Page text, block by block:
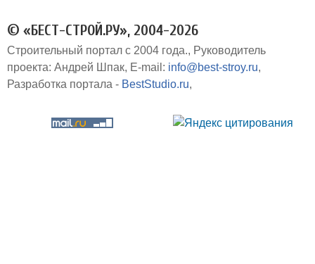
© «БЕСТ-СТРОЙ.РУ», 2004-2026
Строительный портал с 2004 года.
Руководитель
проекта: Андрей Шпак E-mail: info@best-stroy.ru
Разработка портала - BestStudio.ru